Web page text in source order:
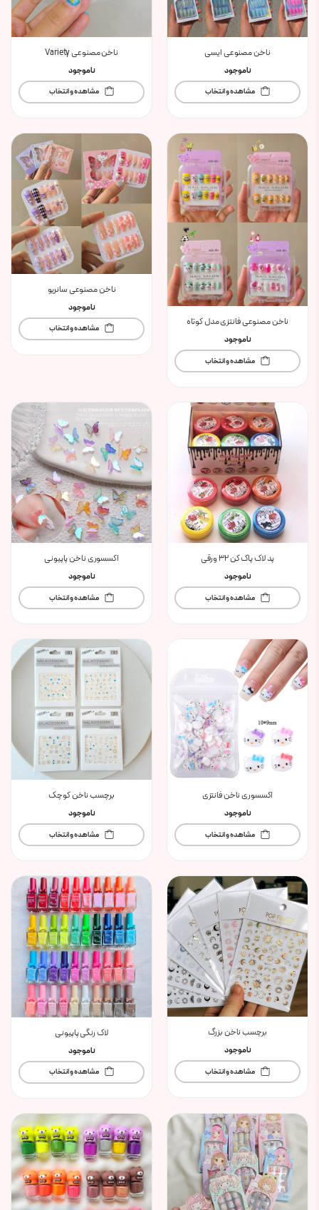
ناخن مصنوعی ایسی
ناموجود
مشاهده و انتخاب
ناخن مصنوعی Variety
ناموجود
مشاهده و انتخاب
ناخن مصنوعی فانتزی مدل کوتاه
ناموجود
مشاهده و انتخاب
ناخن مصنوعی سانریو
ناموجود
مشاهده و انتخاب
پد لاک پاک کن ۳۲ ورقی
ناموجود
مشاهده و انتخاب
اکسسوری ناخن پاپیونی
ناموجود
مشاهده و انتخاب
اکسسوری ناخن فانتزی
ناموجود
مشاهده و انتخاب
برچسب ناخن کوچک
ناموجود
مشاهده و انتخاب
برچسب ناخن بزرگ
ناموجود
مشاهده و انتخاب
لاک رنگی پاپیونی
ناموجود
مشاهده و انتخاب